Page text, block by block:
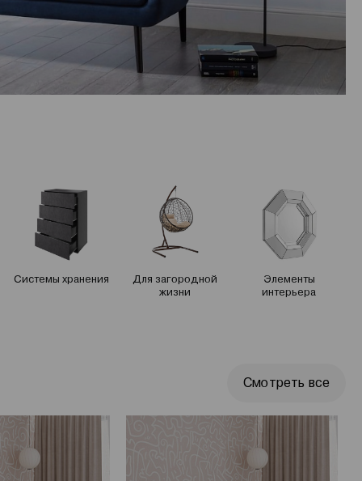
Системы хранения
Для загородной
жизни
Элементы
интерьера
Смотреть все